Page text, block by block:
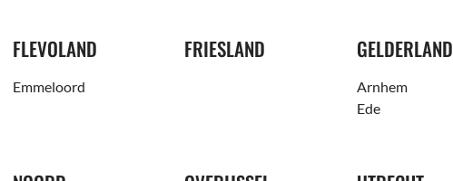
FLEVOLAND
Emmeloord
FRIESLAND GELDERLAND
Arnhem
Ede